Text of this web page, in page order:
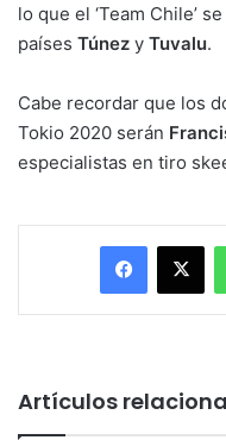
lo que el ‘Team Chile’
países Túnez y Tuvalu.
Cabe recordar que los
Tokio 2020 serán
especialistas en tiro
Facebook
X
Artículos